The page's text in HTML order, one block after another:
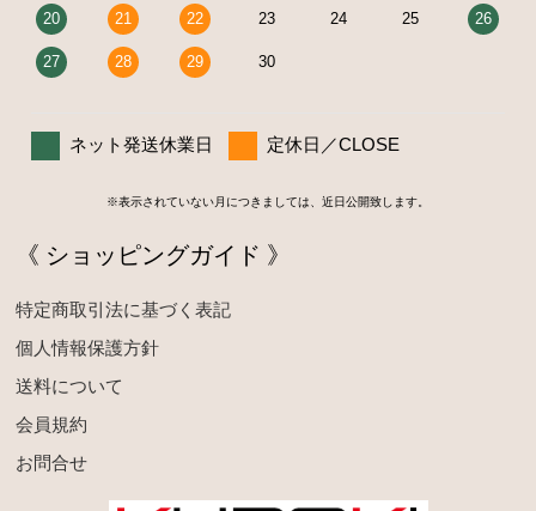
20 21 22 23 24 25 26
27 28 29 30
ネット発送休業日 定休日／CLOSE
※表示されていない月につきましては、近日公開致します。
《 ショッピングガイド 》
特定商取引法に基づく表記
個人情報保護方針
送料について
会員規約
お問合せ